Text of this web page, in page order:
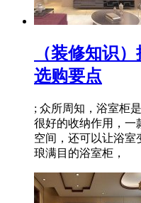
（装修知识
选购要点
; 众所周知，浴室柜
很好的收纳作用，一
空间，还可以让浴室
琅满目的浴室柜，